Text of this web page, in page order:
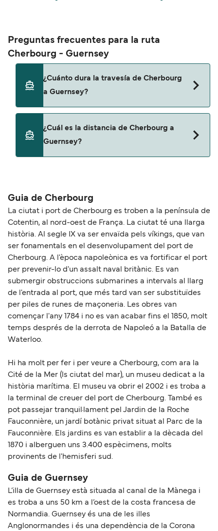
Preguntas frecuentes para la ruta
Cherbourg - Guernsey
¿Cuánto dura la travesía de Cherbourg
a Guernsey?
nuestro buscador de ofertas para ver rutas
¿Cuál es la distancia de Cherbourg a
Guernsey?
Guia de Cherbourg
La ciutat i port de Cherbourg es troben a la península de
Cotentin, al nord-oest de França. La ciutat té una llarga
història. Al segle IX va ser envaïda pels víkings, que van
ser fonamentals en el desenvolupament del port de
Cherbourg. A l'època napoleònica es va fortificar el port
per prevenir-lo d'un assalt naval britànic. Es van
submergir obstruccions submarines a intervals al llarg
de l'entrada al port, que més tard van ser substituïdes
per piles de runes de maçoneria. Les obres van
començar l'any 1784 i no es van acabar fins el 1850, molt
temps després de la derrota de Napoleó a la Batalla de
Waterloo.
Hi ha molt per fer i per veure a Cherbourg, com ara la
Cité de la Mer (ls ciutat del mar), un museu dedicat a la
història marítima. El museu va obrir el 2002 i es troba a
la terminal de creuer del port de Cherbourg. També es
pot passejar tranquil·lament pel Jardin de la Roche
Fauconnière, un jardí botànic privat situat al Parc de la
Fauconnière. Els jardins es van establir a la dècada del
1870 i alberguen uns 3.400 espècimens, molts
provinents de l'hemisferi sud.
Guia de Guernsey
L’illa de Guernsey està situada al canal de la Mànega i
es troba a uns 50 km a l’oest de la costa francesa de
Normandia. Guernsey és una de les illes
Anglonormandes i és una dependència de la Corona